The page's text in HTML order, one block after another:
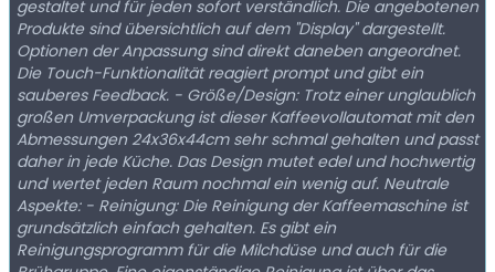
gestaltet und für jeden sofort verständlich. Die angebotenen
Produkte sind übersichtlich auf dem "Display" dargestellt.
Optionen der Anpassung sind direkt daneben angeordnet.
Die Touch-Funktionalität reagiert prompt und gibt ein
sauberes Feedback. - Größe/Design: Trotz einer unglaublich
großen Umverpackung ist dieser Kaffeevollautomat mit den
Abmessungen 24x36x44cm sehr schmal gehalten und passt
daher in jede Küche. Das Design mutet edel und hochwertig
und wertet jeden Raum nochmal ein wenig auf. Neutrale
Aspekte: - Reinigung: Die Reinigung der Kaffeemaschine ist
grundsätzlich einfach gehalten. Es gibt ein
Reinigungsprogramm für die Milchdüse und auch für die